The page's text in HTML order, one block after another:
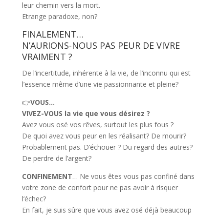
leur chemin vers la mort.
Etrange paradoxe, non?
FINALEMENT…
N’AURIONS-NOUS PAS PEUR DE VIVRE
VRAIMENT ?
De l’incertitude, inhérente à la vie, de l’inconnu qui est
l’essence même d’une vie passionnante et pleine?
👉VOUS…
VIVEZ-VOUS la vie que vous désirez ?
Avez vous osé vos rêves, surtout les plus fous ?
De quoi avez vous peur en les réalisant? De mourir?
Probablement pas. D’échouer ? Du regard des autres?
De perdre de l’argent?
CONFINEMENT… Ne vous êtes vous pas confiné dans
votre zone de confort pour ne pas avoir à risquer
l’échec?
En fait, je suis sûre que vous avez osé déjà beaucoup